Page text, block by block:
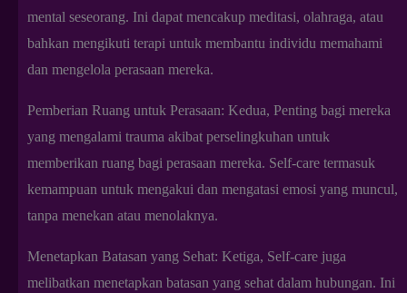
mental seseorang. Ini dapat mencakup meditasi, olahraga, atau
bahkan mengikuti terapi untuk membantu individu memahami
dan mengelola perasaan mereka.
Pemberian Ruang untuk Perasaan: Kedua, Penting bagi mereka
yang mengalami trauma akibat perselingkuhan untuk
memberikan ruang bagi perasaan mereka. Self-care termasuk
kemampuan untuk mengakui dan mengatasi emosi yang muncul,
tanpa menekan atau menolaknya.
Menetapkan Batasan yang Sehat: Ketiga, Self-care juga
melibatkan menetapkan batasan yang sehat dalam hubungan. Ini